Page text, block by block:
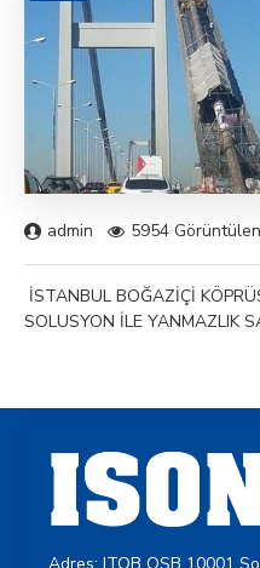
admin 5954
İSTANBUL BOĞAZİÇİ
SOLUSYON İLE YANMAZLIK